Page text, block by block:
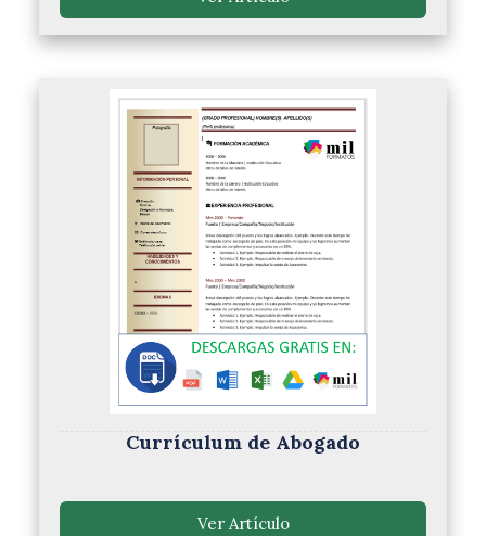
Currículum de Abogado
Ver Artículo